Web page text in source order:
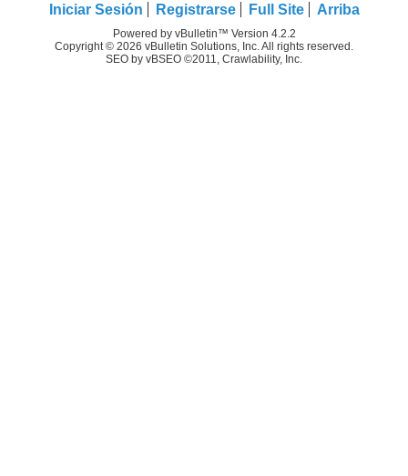
Iniciar Sesión Registrarse Full Site Arriba
Powered by vBulletin™ Version 4.2.2
Copyright © 2026 vBulletin Solutions, Inc. All rights reserved.
SEO by vBSEO ©2011, Crawlability, Inc.